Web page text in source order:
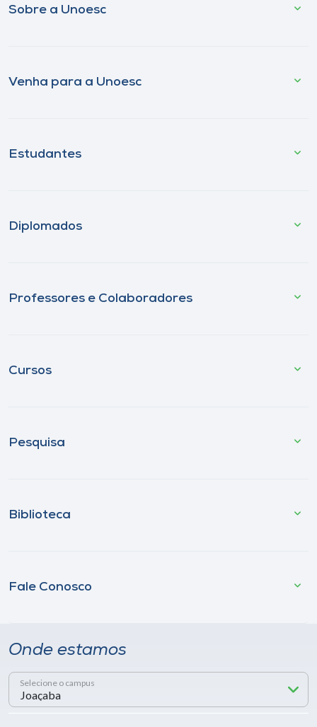
Sobre a Unoesc
Venha para a Unoesc
Estudantes
Diplomados
Professores e Colaboradores
Cursos
Pesquisa
Biblioteca
Fale Conosco
Onde estamos
Selecione o campus